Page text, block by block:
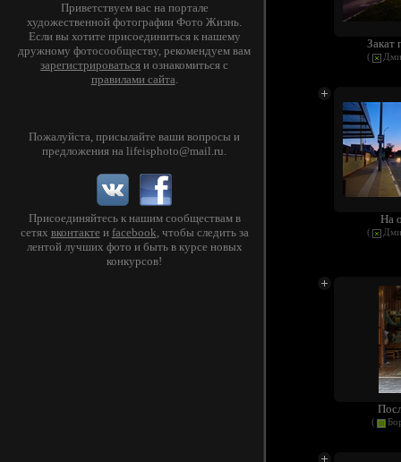
Приветствуем вас на портале
художественной фотографии Фото Жизнь.
Если вы хотите присоединиться к нашему
дружному фотосообществу, рекомендуем вам
зарегистрироваться и ознакомиться с
правилами сайта.
Пожалуйста, присылайте ваши вопросы и
предложения наlifeisphoto@mail.ru.
Присоединяйтесь к нашим сообществам в
сетях вконтакте и facebook, чтобы следить за
лентой лучших фото и быть в курсе новых
конкурсов!
Закат
(
На
(
(